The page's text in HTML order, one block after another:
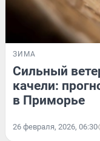
ЗИМА
Сильный
качели:
в Приморье
26 февраля, 2026, 06:30